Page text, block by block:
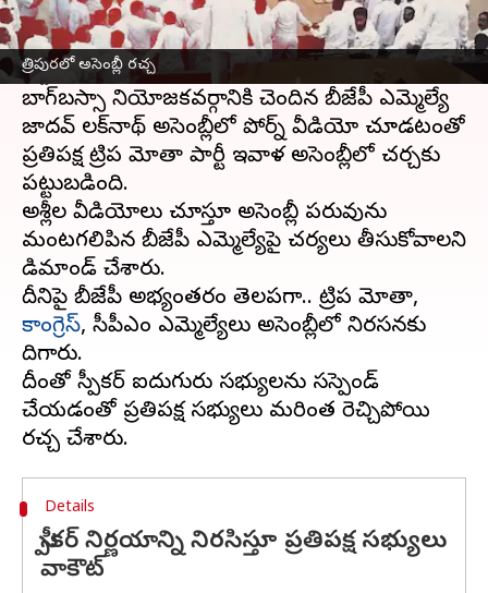
త్రిపురలో అసెంబ్లీ రచ్చ
అధికారబీజేపీఎమ్మెల్యే పోర్న్ వీడియో చూసిన
ఘటనపైత్రిపురఅసెంబ్లీలో శుక్రవారం మధ్యాహ్నం
పెద్ద రచ్చ జరిగింది.
బాగ్‌బస్సా నియోజకవర్గానికి చెందిన బీజేపీ ఎమ్మెల్యే
జాదవ్ లక్‌నాథ్ అసెంబ్లీలో పోర్న్ వీడియో చూడటంతో
ప్రతిపక్ష ట్రిప మోతా పార్టీ ఇవాళ అసెంబ్లీలో చర్చకు
పట్టుబడింది.
అశ్లీల వీడియోలు చూస్తూ అసెంబ్లీ పరువును
మంటగలిపిన బీజేపీ ఎమ్మెల్యేపై చర్యలు తీసుకోవాలని
డిమాండ్ చేశారు.
దీనిపై బీజేపీ అభ్యంతరం తెలపగా.. ట్రిప మోతా,
కాంగ్రెస్, సీపీఎం ఎమ్మెల్యేలు అసెంబ్లీలో నిరసనకు
దిగారు.
దీంతో స్పీకర్ ఐదుగురు సభ్యులను సస్పెండ్
చేయడంతో ప్రతిపక్ష సభ్యులు మరింత రెచ్చిపోయి
Details
స్పీకర్ నిర్ణయాన్ని నిరసిస్తూ ప్రతిపక్ష సభ్యులు
వాకౌట్